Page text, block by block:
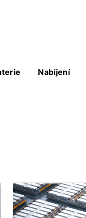
Nabíjení